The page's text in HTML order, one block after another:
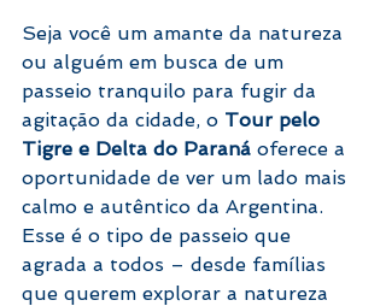
Seja você um amante da natureza
ou alguém em busca de um
passeio tranquilo para fugir da
agitação da cidade, o Tour pelo
Tigre e Delta do Paraná oferece a
oportunidade de ver um lado mais
calmo e autêntico da Argentina.
Esse é o tipo de passeio que
agrada a todos – desde famílias
que querem explorar a natureza